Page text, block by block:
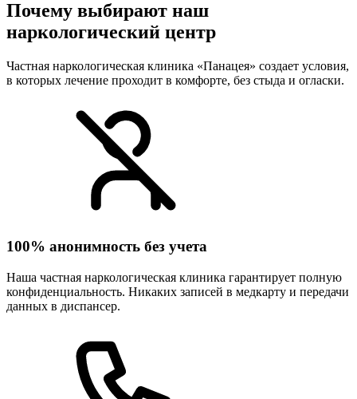
Почему выбирают наш
наркологический центр
Частная наркологическая клиника «Панацея» создает условия,
в которых лечение проходит в комфорте, без стыда и огласки.
100% анонимность без учета
Наша частная наркологическая клиника гарантирует полную
конфиденциальность. Никаких записей в медкарту и передачи
данных в диспансер.